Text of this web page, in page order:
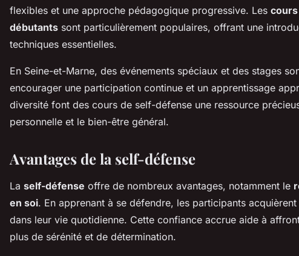
flexibles et une approche pédagogique progressive. Les
débutants sont particulièrement populaires, offrant une
techniques essentielles.
En Seine-et-Marne, des événements spéciaux et des stages
encourager une participation continue et un apprentissage
diversité font des cours de self-défense une ressource
personnelle et le bien-être général.
Avantages de la self-défense
La self-défense offre de nombreux avantages, notamment le
en soi. En apprenant à se défendre, les participants
dans leur vie quotidienne. Cette confiance accrue aide à
plus de sérénité et de détermination.